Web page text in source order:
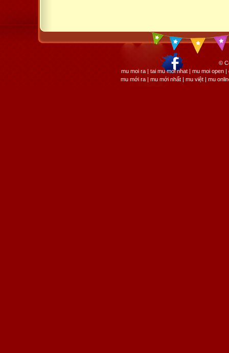
©
mu moi ra | tai mu moi nhat | mu moi open
mu mới ra | mu mới nhất | mu việt | mu